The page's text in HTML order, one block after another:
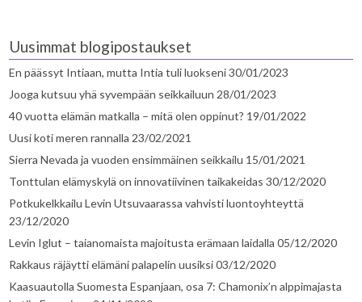
Uusimmat blogipostaukset
En päässyt Intiaan, mutta Intia tuli luokseni30/01/2023
Jooga kutsuu yhä syvempään seikkailuun 28/01/2023
40 vuotta elämän matkalla – mitä olen oppinut? 19/01/2022
Uusi koti meren rannalla 23/02/2021
Sierra Nevada ja vuoden ensimmäinen seikkailu 15/01/2021
Tonttulan elämyskylä on innovatiivinen taikakeidas 30/12/2020
Potkukelkkailu Levin Utsuvaarassa vahvisti luontoyhteyttä
23/12/2020
Levin Iglut – taianomaista majoitusta erämaan laidalla 05/12/2020
Rakkaus räjäytti elämäni palapelin uusiksi03/12/2020
Kaasuautolla Suomesta Espanjaan, osa 7: Chamonix’n alppimajasta